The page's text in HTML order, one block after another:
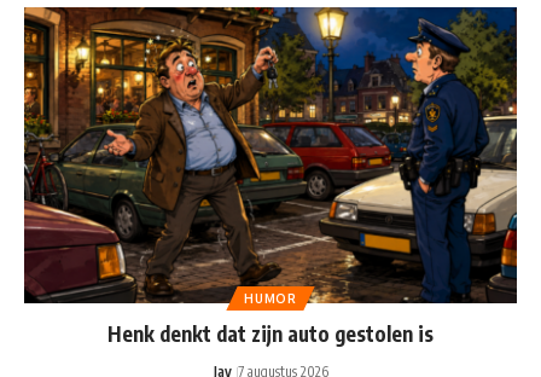
HUMOR
Henk denkt dat zijn auto gestolen is
Jay 7 augustus 2026